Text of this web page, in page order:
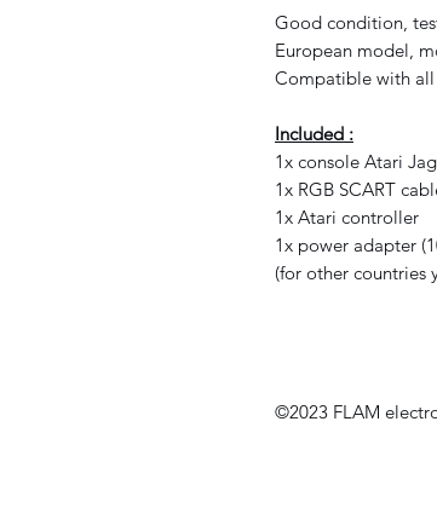
Good condition,
European model,
Compatible with all
Included :
1x console Atari
1x RGB SCART
1x Atari controller
1x power adapter
(for other countries
©2023 FLAM